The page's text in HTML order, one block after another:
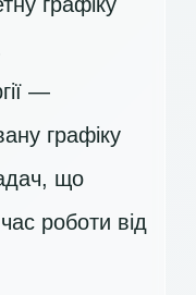
—
графіку
що
роботи від